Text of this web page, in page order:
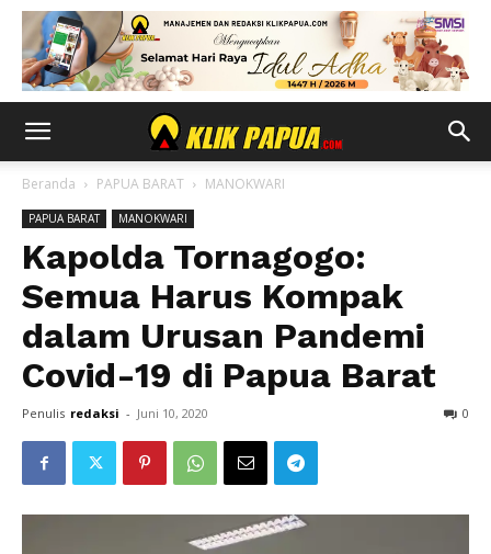
Beranda PAPUA BARAT MANOKWARI
PAPUA BARAT MANOKWARI
Kapolda Tornagogo:
Semua Harus Kompak
dalam Urusan Pandemi
Covid-19 di Papua Barat
Penulis redaksi - Juni 10, 2020 0